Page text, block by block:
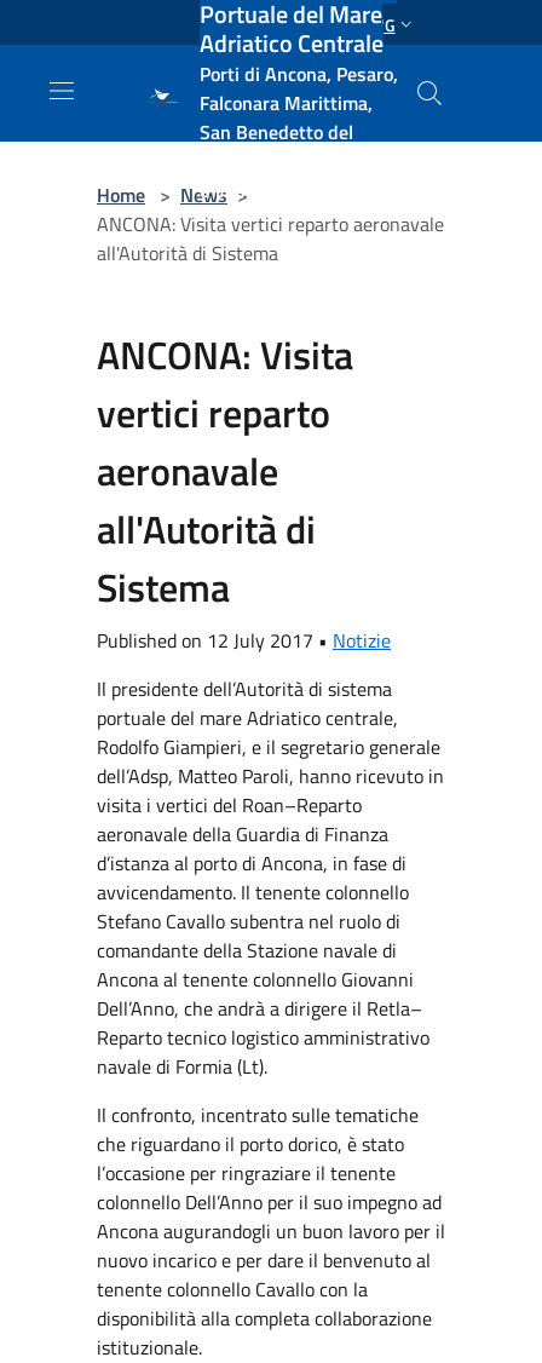
Salta al contenuto principale ENG
Portuale del Mare
Adriatico Centrale
Porti di Ancona, Pesaro,
Falconara Marittima,
San Benedetto del
e Vasto
Home > News >
ANCONA: Visita vertici reparto aeronavale
all'Autorità di Sistema
ANCONA: Visita
vertici reparto
aeronavale
all'Autorità di
Sistema
Published on 12 July 2017 • Notizie
Il presidente dell’Autorità di sistema
portuale del mare Adriatico centrale,
Rodolfo Giampieri, e il segretario generale
dell’Adsp, Matteo Paroli, hanno ricevuto in
visita i vertici del Roan–Reparto
aeronavale della Guardia di Finanza
d’istanza al porto di Ancona, in fase di
avvicendamento. Il tenente colonnello
Stefano Cavallo subentra nel ruolo di
comandante della Stazione navale di
Ancona al tenente colonnello Giovanni
Dell’Anno, che andrà a dirigere il Retla–
Reparto tecnico logistico amministrativo
navale di Formia (Lt).
Il confronto, incentrato sulle tematiche
che riguardano il porto dorico, è stato
l’occasione per ringraziare il tenente
colonnello Dell’Anno per il suo impegno ad
Ancona augurandogli un buon lavoro per il
nuovo incarico e per dare il benvenuto al
tenente colonnello Cavallo con la
disponibilità alla completa collaborazione
istituzionale.